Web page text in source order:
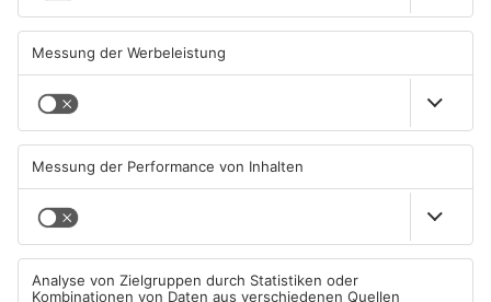
Neue Baugrundstücke für
junge Familien in
Heimbuchenthal?
ASCHAFFENBURG
einzigen Supermarkt in
Pflaumheim
06.08.2026, 05:30 UHR IN KREIS